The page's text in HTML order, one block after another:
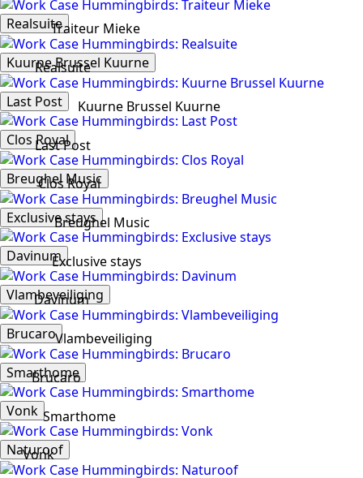
Traiteur Mieke
Realsuite
Realsuite
Kuurne Brussel Kuurne
Kuurne Brussel Kuurne
Last Post
Last Post
Clos Royal
Clos Royal
Breughel Music
Breughel Music
Exclusive stays
Exclusive stays
Davinum
Davinum
Vlambeveiliging
Vlambeveiliging
Brucaro
Brucaro
Smarthome
Smarthome
Vonk
Vonk
Naturoof